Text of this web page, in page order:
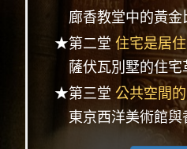
廊香教堂中的黃金
★第二堂 住宅是居
薩伏瓦別墅的住宅
★第三堂 公共空間
東京西洋美術館與